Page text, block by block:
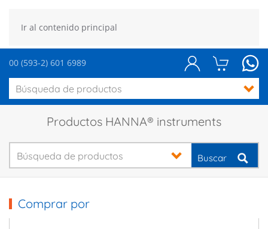
Ir al contenido principal
00 (593-2) 601 6989
Productos HANNA® instruments
Buscar
Comprar por